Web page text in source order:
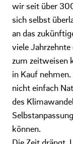
wir seit über
sich selbst
an das
viele
zum zeitweisen
in Kauf
nicht einfach
des
können.